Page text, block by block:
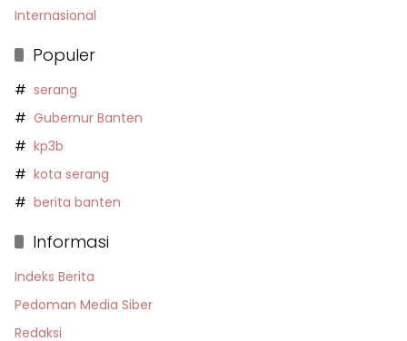
Internasional
Populer
serang
Gubernur Banten
kp3b
kota serang
berita banten
Informasi
Indeks Berita
Pedoman Media Siber
Redaksi